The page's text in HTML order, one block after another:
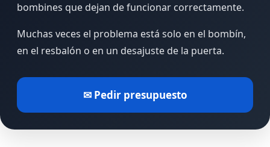
bombines que dejan de funcionar correctamente.
Muchas veces el problema está solo en el bombín,
en el resbalón o en un desajuste de la puerta.
✉ Pedir presupuesto